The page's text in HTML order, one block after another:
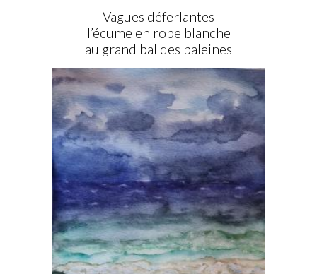
Vagues déferlantes
l’écume en robe blanche
au grand bal des baleines